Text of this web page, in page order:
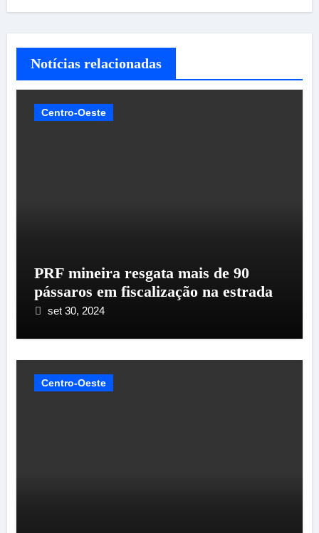
Notícias relacionadas
Centro-Oeste
PRF mineira resgata mais de 90
pássaros em fiscalização na estrada
set 30, 2024
Centro-Oeste